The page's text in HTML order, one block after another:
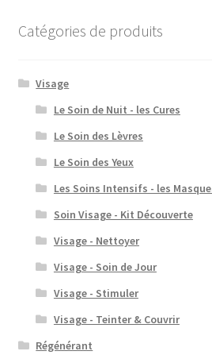
Catégories de produits
Visage
Le Soin de Nuit - les Cures
Le Soin des Lèvres
Le Soin des Yeux
Les Soins Intensifs - les
Soin Visage - Kit Découverte
Visage - Nettoyer
Visage - Soin de Jour
Visage - Stimuler
Visage - Teinter & Couvrir
Régénérant